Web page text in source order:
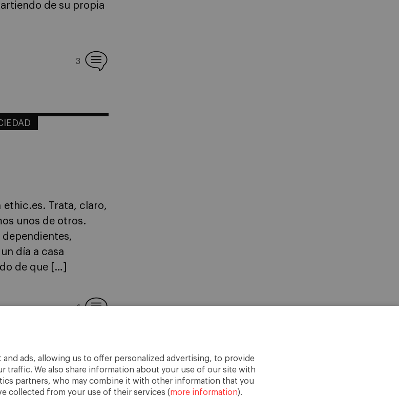
ads, allowing us to offer personalized advertising, to provide
traffic. We also share information about your use of our site with
partners, who may combine it with other information that you
collected from your use of their services (more information).
de su propia
3
ethic.es. Trata, claro,
unos de otros.
dependientes,
día a casa
de que […]
1